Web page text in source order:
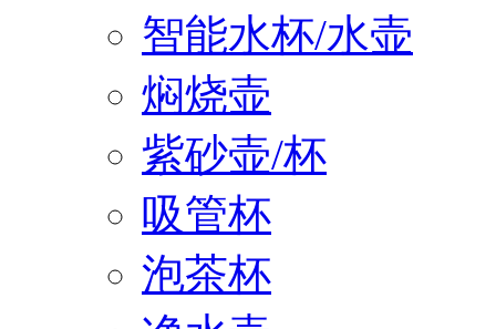
智能水杯/水壶
焖烧壶
紫砂壶/杯
吸管杯
泡茶杯